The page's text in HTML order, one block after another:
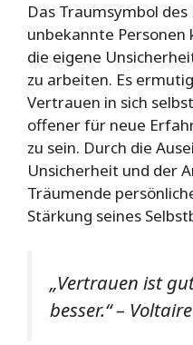
Das Traumsymbol
unbekannte Personen
die eigene
zu arbeiten. Es
Vertrauen in sich
offener für neue
zu sein. Durch die
Unsicherheit und der
Träumende
Stärkung seines
„Vertrauen ist
besser.“ – Voltaire